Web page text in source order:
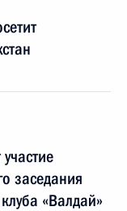
заседания
«Валдай»